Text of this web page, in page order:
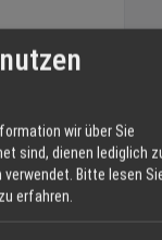
auf eine
Sinnhaftigkeit
die Wert auf
sind
wir über Sie
sind, dienen lediglich
verwendet. Bitte lesen
erfahren.